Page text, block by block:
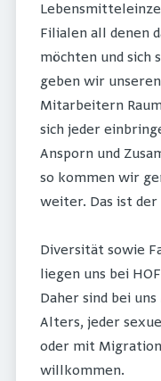
Filialen all denen
möchten und sich
geben wir
Mitarbeitern
sich jeder
Ansporn und
so kommen wir
weiter. Das ist
Diversität sowie
liegen uns bei
Daher sind bei
Alters, jeder
oder mit
willkommen.